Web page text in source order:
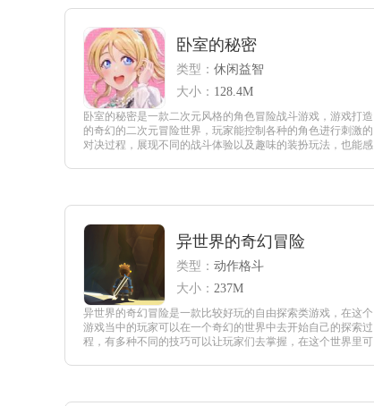
卧室的秘密
类型： 休闲益智
大小： 128.4M
卧室的秘密是一款二次元风格的角色冒险战斗游戏，游戏打造
的奇幻的二次元冒险世界，玩家能控制各种的角色进行刺激的
对决过程，展现不同的战斗体验以及趣味的装扮玩法，也能感
异世界的奇幻冒险
类型： 动作格斗
大小： 237M
异世界的奇幻冒险是一款比较好玩的自由探索类游戏，在这个
游戏当中的玩家可以在一个奇幻的世界中去开始自己的探索过
程，有多种不同的技巧可以让玩家们去掌握，在这个世界里可